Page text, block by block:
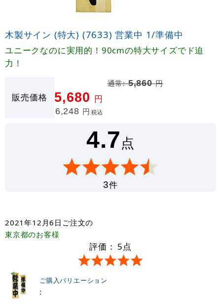
木製サイン (特大) (7633) 営業中 1/準備中
ユニークなのに実用的！90cmの特大サイズでド迫
力！
販売価格
通常:5,860円
5,680 円
6,248 円 税込
4.7点
3件
2021年12月6日 ご注文の
東京都のお客様
評価： 5点
ご購入バリエーション
: